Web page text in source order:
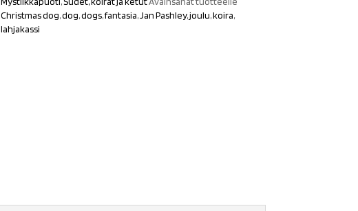
Christmas dog,dog,dogs,fantasia,Jan Pashley,joulu,koira,
lahjakassi